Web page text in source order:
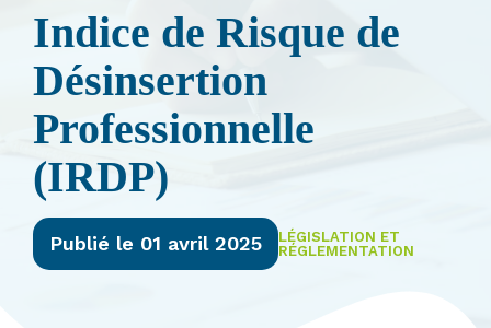
Indice de Risque de
Désinsertion
Professionnelle
(IRDP)
Publié le 01 avril 2025
LÉGISLATION ET
RÉGLEMENTATION